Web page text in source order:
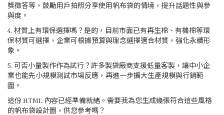
獎徵答等，鼓勵用戶拍照分享使用帆布袋的情境，提升話題性與參
與度。
4. 材質上有環保選擇嗎？是的，目前市面已有再生棉、有機棉等環
保材質可選擇，企業可根據預算與理念選擇適合材質，強化永續形
象。
5. 可否小量製作作為試行？許多製袋廠商支援低量客製，讓中小企
業也能先小規模測試市場反應，再進一步擴大生產規模與行銷範
圍。
這份 HTML 內容已經準備就緒。需要我為您生成幾張符合這些風格
的帆布袋設計圖，供您參考嗎？